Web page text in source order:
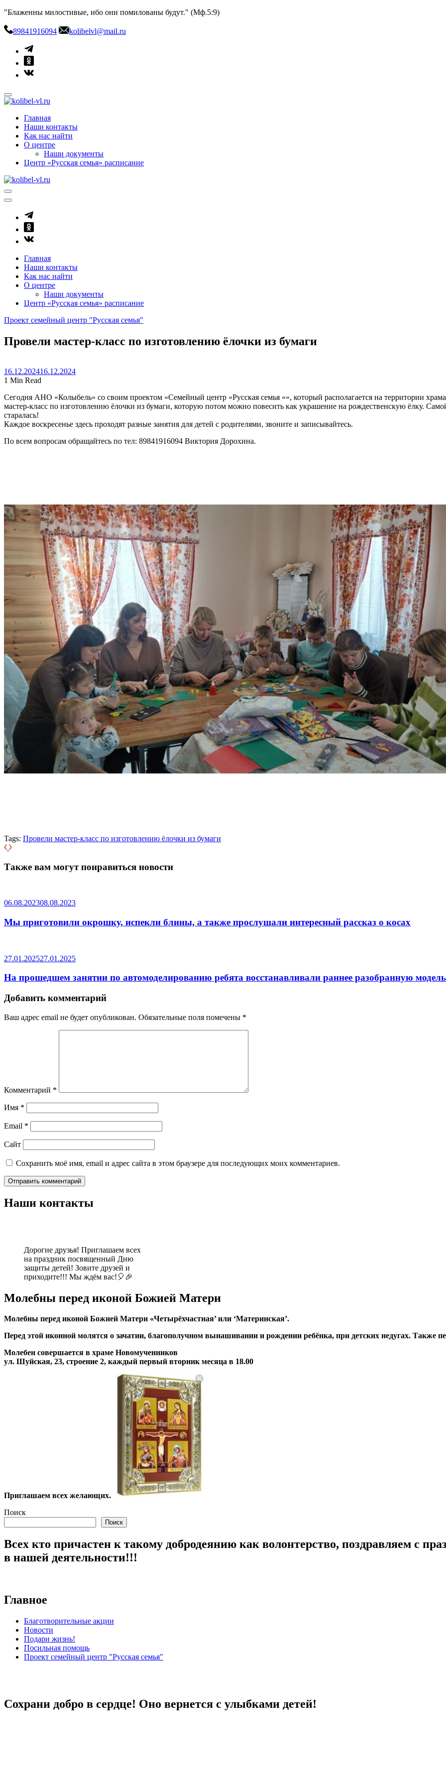
Skip
content
"Блаженны милостивые, ибо они помилованы будут." (Мф.5:9)
89841916094 kolibelvl@mail.ru
kolibel-vl.ru
Центр защиты семьи, материнства и детства
Главная
Наши контакты
Как нас найти
О центре
Наши документы
Центр «Русская семья» расписание
Главная
Наши контакты
Как нас найти
О центре
Наши документы
Центр «Русская семья» расписание
Проект семейный центр "Русская семья"
Провели мастер-класс по изготовлению ёлочки из бумаги
16.12.202416.12.2024
1 Min Read
Сегодня АНО «Колыбель» со своим проектом «Семейный центр «Русская семья «», который располагается на территории
мастер-класс по изготовлению ёлочки из бумаги, которую потом можно повесить как украшение на рождественскую ёлку.
старалась!
Каждое воскресенье здесь проходят разные занятия для детей с родителями, звоните и записывайтесь.
По всем вопросам обращайтесь по тел: 89841916094 Виктория Дорохина.
Tags: Провели мастер-класс по изготовлению ёлочки из бумаги
Также вам могут понравиться новости
06.08.202308.08.2023
Мы приготовили окрошку, испекли блины, а также прослушали интересный рассказ о косах
27.01.202527.01.2025
На прошедшем занятии по автомоделированию ребята восстанавливали раннее разобранную
Добавить комментарий
Ваш адрес email не будет опубликован. Обязательные поля помечены *
Комментарий *
Имя *
Email *
Сайт
Сохранить моё имя, email и адрес сайта в этом браузере для последующих моих комментариев.
Наши контакты
Дорогие друзья! Приглашаем всех
на праздник посвященный Дню
защиты детей! Зовите друзей и
приходите!!! Мы ждём вас!🎈🎉
Молебны перед иконой Божией Матери
Молебны перед иконой Божией Матери «Четырёхчастная’ или ‘Материнская’.
Перед этой иконной молятся о зачатии, благополучном вынашивании и рождении ребёнка, при детских недугах. Также
Молебен совершается в храме Новомученников
ул. Шуйская, 23, строение 2, каждый первый вторник месяца в 18.00
Приглашаем всех желающих.
Поиск
Поиск
Всех кто причастен к такому добродеянию как волонтерство, поздравляем с
в нашей деятельности!!!
Главное
Благотворительные акции
Новости
Подари жизнь!
Посильная помощь
Проект семейный центр "Русская семья"
Сохрани добро в сердце! Оно вернется с улыбками детей!